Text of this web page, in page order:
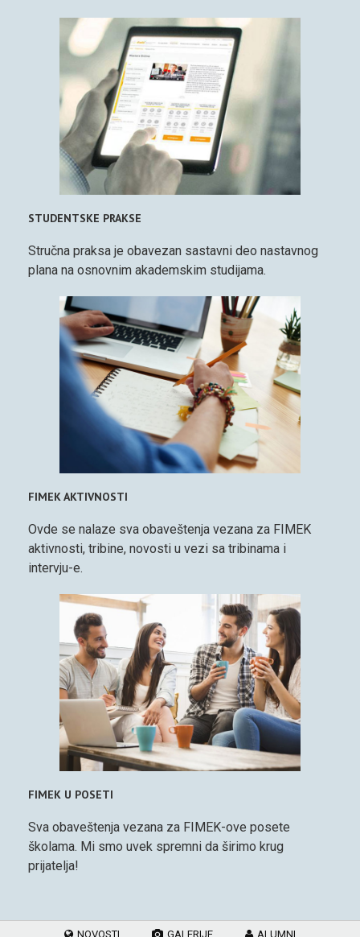
STUDENTSKE PRAKSE
Stručna praksa je obavezan sastavni deo nastavnog
plana na osnovnim akademskim studijama.
FIMEK AKTIVNOSTI
Ovde se nalaze sva obaveštenja vezana za FIMEK
aktivnosti, tribine, novosti u vezi sa tribinama i
intervju-e.
FIMEK U POSETI
Sva obaveštenja vezana za FIMEK-ove posete
školama. Mi smo uvek spremni da širimo krug
prijatelja!
NOVOSTI GALERIJE ALUMNI